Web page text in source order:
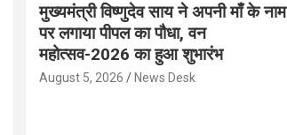
मुख्यमंत्री विष्णुदेव साय ने अपनी माँ के नाम
पर लगाया पीपल का पौधा, वन
महोत्सव-2026 का हुआ शुभारंभ
August 5, 2026 News Desk